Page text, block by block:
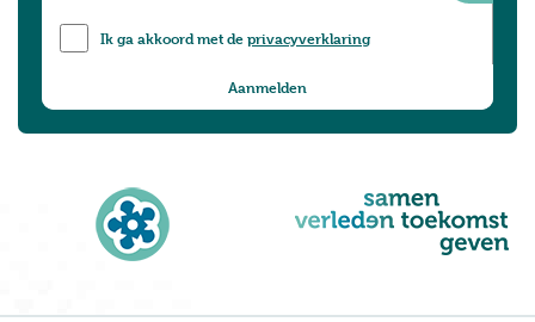
Ik ga akkoord met deprivacyverklaring